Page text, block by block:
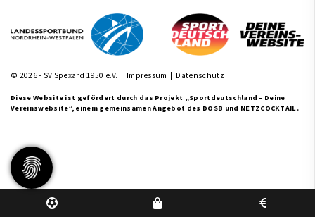
© 2026 - SV Spexard 1950 e.V. | Impressum | Datenschutz
Diese Website ist gefördert durch das Projekt „Sportdeutschland – Deine
Vereinswebsite”, einem gemeinsamen Angebot des DOSB und NETZCOCKTAIL.